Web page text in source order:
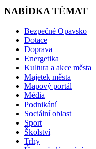
NABÍDKA TÉMAT
Bezpečné Opavsko
Dotace
Doprava
Energetika
Kultura a akce města
Majetek města
Mapový portál
Média
Podnikání
Sociální oblast
Sport
Školství
Trhy